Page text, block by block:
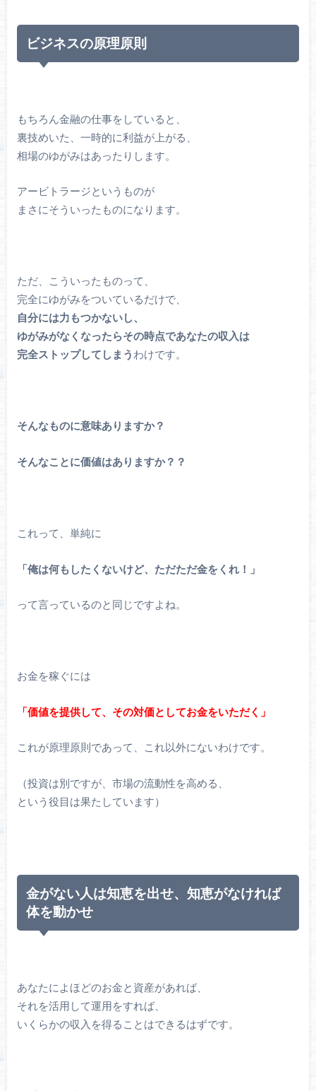
ビジネスの原理原則
もちろん金融の仕事をしていると、
裏技めいた、一時的に利益が上がる、
相場のゆがみはあったりします。
アービトラージというものが
まさにそういったものになります。
ただ、こういったものって、
完全にゆがみをついているだけで、
自分には力もつかないし、
ゆがみがなくなったらその時点であなたの収入は
完全ストップしてしまう わけです。
そんなものに意味ありますか？
そんなことに価値はありますか？？
これって、単純に
「俺は何もしたくないけど、ただただ金をくれ！」
って言っているのと同じですよね。
お金を稼ぐには
「価値を提供して、その対価としてお金をいただく」
これが原理原則であって、これ以外にないわけです。
（投資は別ですが、市場の流動性を高める、
という役目は果たしています）
金がない人は知恵を出せ、知恵がなければ
体を動かせ
あなたによほどのお金と資産があれば、
それを活用して運用をすれば、
いくらかの収入を得ることはできるはずです。